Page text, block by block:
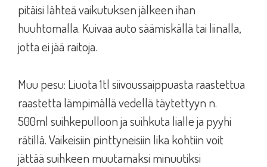
pitäisi lähteä vaikutuksen jälkeen ihan
huuhtomalla. Kuivaa auto säämiskällä tai liinalla,
jotta ei jää raitoja.
Muu pesu: Liuota 1tl siivoussaippuasta raastettua
raastetta lämpimällä vedellä täytettyyn n.
500ml suihkepulloon ja suihkuta lialle ja pyyhi
rätillä. Vaikeisiin pinttyneisiin lika kohtiin voit
jättää suihkeen muutamaksi minuutiksi